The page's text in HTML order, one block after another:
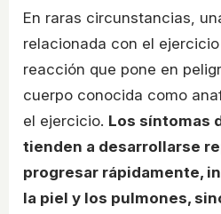
En raras circunstancias,
relacionada con el
reacción que pone en
cuerpo conocida como
el ejercicio. Los síntomas
tienden a desarrollarse
progresar rápidamente,
la piel y los pulmones,